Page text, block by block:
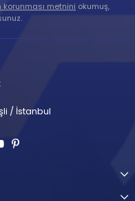
korunması metnini okumuş,
/ İstanbul